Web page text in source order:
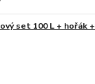
set 100 L + hořák +